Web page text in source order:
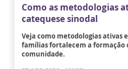
Como as metodologias
catequese sinodal
Veja como metodologias ativas
famílias fortalecem a formação
comunidade.